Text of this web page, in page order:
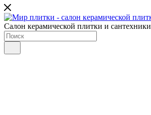
Салон керамической плитки и сантехники